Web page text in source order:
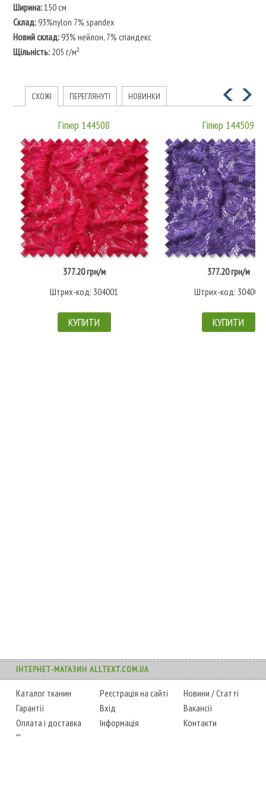
Ширина:150 см
Склад:93%nylon 7% spandex
Новий склад:93% нейлон, 7% спандекс
Щільність:205 г/м²
СХОЖІ ПЕРЕГЛЯНУТІ НОВИНКИ
Гіпюр 144508
377.20 грн/м
Штрих-код: 304001
КУПИТИ
Гіпюр 144509
377.20 грн/м
Штрих-код: 304002
КУПИТИ
ІНТЕРНЕТ-МАГАЗИН ALLTEXT.COM.UA
Каталог тканин
Гарантії
Оплата і доставка
Повернення товару
Реєстрація на сайті
Вхід
Інформація
Новини /Статті
Вакансії
Контакти